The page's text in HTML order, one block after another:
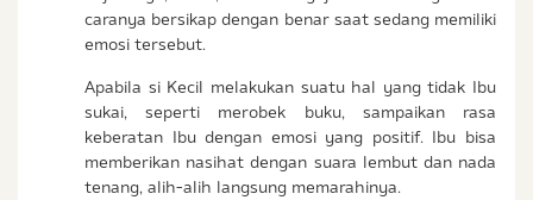
caranya bersikap dengan benar saat sedang memiliki
emosi tersebut.
Apabila si Kecil melakukan suatu hal yang tidak Ibu
sukai, seperti merobek buku, sampaikan rasa
keberatan Ibu dengan emosi yang positif. Ibu bisa
memberikan nasihat dengan suara lembut dan nada
tenang, alih-alih langsung memarahinya.